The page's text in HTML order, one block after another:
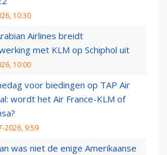
10:30
Airlines breidt
met KLM op Schiphol uit
10:00
voor biedingen op TAP Air
wordt het Air France-KLM of
2026, 9:59
was niet de enige Amerikaanse